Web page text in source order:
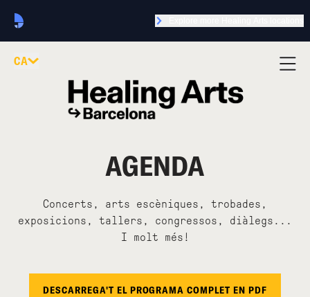
CA
AGENDA
Concerts, arts escèniques, trobades,
exposicions, tallers, congressos, diàlegs...
I molt més!
DESCARREGA'T EL PROGRAMA COMPLET EN PDF